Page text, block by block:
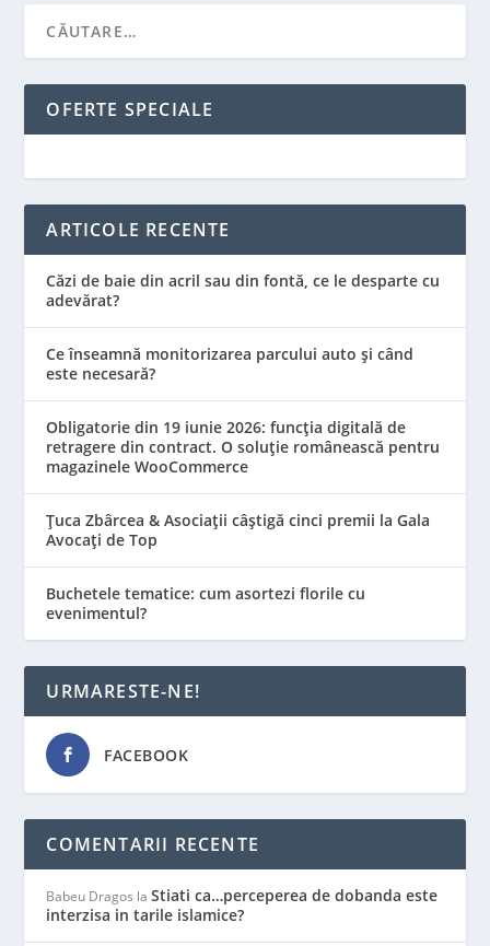
OFERTE SPECIALE
ARTICOLE RECENTE
Căzi de baie din acril sau din fontă, ce le desparte cu
adevărat?
Ce înseamnă monitorizarea parcului auto și când
este necesară?
Obligatorie din 19 iunie 2026: funcția digitală de
retragere din contract. O soluție românească pentru
magazinele WooCommerce
Țuca Zbârcea & Asociații câștigă cinci premii la Gala
Avocați de Top
Buchetele tematice: cum asortezi florile cu
evenimentul?
URMARESTE-NE!
FACEBOOK
COMENTARII RECENTE
Babeu Dragos laStiati ca…perceperea de dobanda este
interzisa in tarile islamice?